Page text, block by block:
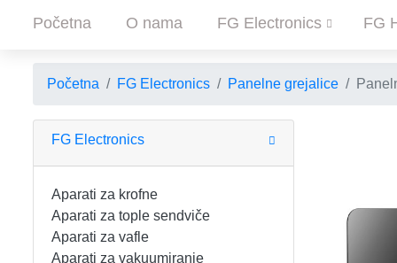
Početna O nama FG Electronics FG
POČETNA
APARATI ZA KROFNE
FG HAUS
Početna FG Electronics Panelne grejalice
FG Electronics
Aparati za krofne
Aparati za tople sendviče
Aparati za vafle
Aparati za vakuumiranje